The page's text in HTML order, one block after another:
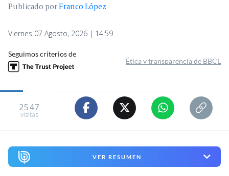
Publicado porFranco López
Viernes 07 Agosto, 2026 | 14:59
Seguimos criterios de
Ética y transparencia de BBCL
2547
visitas
VER RESUMEN